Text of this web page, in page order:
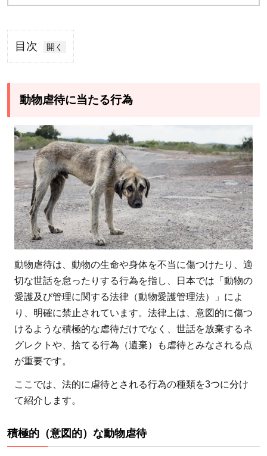
目次
1
物
に
当
た
る
行
為
1.1
積極
的
（意
図
的）
な動
物虐
1.2
消極
動物
動物虐待に当たる行為
動物虐待は、動物の生命や身体を不当に傷つけたり、適
切な世話を怠ったりする行為を指し、日本では「動物の
愛護及び管理に関する法律（動物愛護管理法）」によ
り、明確に禁止されています。法律上は、意図的に傷つ
けるような積極的な虐待だけでなく、世話を放棄するネ
グレクトや、捨てる行為（遺棄）も虐待とみなされる点
が重要です。
ここでは、法的に虐待とされる行為の種類を3つに分け
て紹介します。
積極的（意図的）な動物虐待